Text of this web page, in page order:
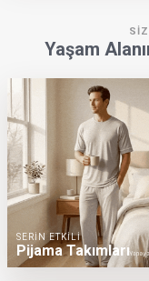
Yaşam
SERİN ETKİLİ
Pijama Takımları